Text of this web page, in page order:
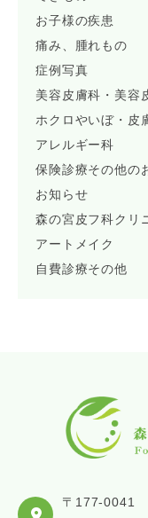
お子様の疾患
痛み、腫れもの
症例写真
美容皮膚科・美容
ホクロやいぼ・皮
アレルギー科
保険診療その他の
お知らせ
森の宮皮フ科クリ
アートメイク
自費診療その他
〒177-0041